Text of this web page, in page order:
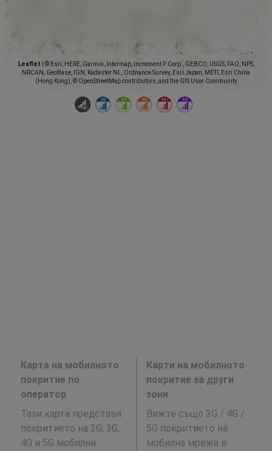
Leaflet
© Esri, HERE, Garmin, Intermap, increment P Corp., GEBCO, USGS, FAO, NPS,
NRCAN, GeoBase, IGN, Kadaster NL, Ordnance Survey, Esri Japan, METI, Esri China
(Hong Kong), © OpenStreetMap contributors, and the GIS User Community
Карта на мобилното
покритие по
оператор
Тази карта представя
покритието на 2G, 3G,
4G и 5G мобилни
Карти на мобилното
покритие за други
зони
Вижте също 3G / 4G /
5G покритието на
мобилна мрежа в :